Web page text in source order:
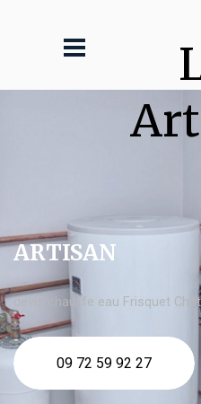
ARTISAN
devis chauffe eau Frisquet
09 72 59 92 27